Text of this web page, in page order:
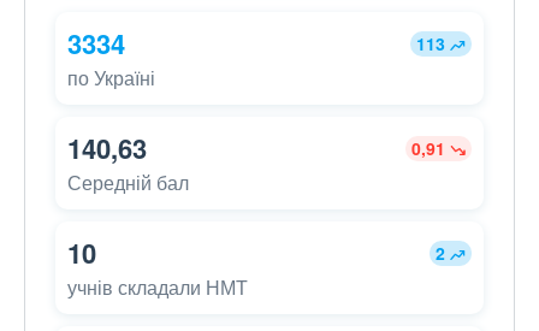
3334 113
по Україні
140,63 0,91
Середній бал
10 2
учнів складали НМТ